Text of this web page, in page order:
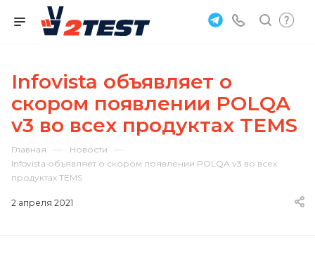
Infovista объявляет о
скором появлении POLQA
v3 во всех продуктах TEMS
Главная — Новости —
Infovista объявляет о скором появлении POLQA v3 во всех
продуктах TEMS
2 апреля 2021